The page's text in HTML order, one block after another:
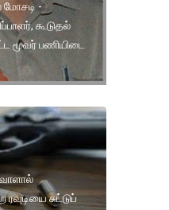
மோசடி -
கூடுதல்
மூவர் பணியிடை
சுட்டுப்